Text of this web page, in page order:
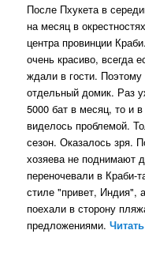
После Пхукета в
на месяц в
центра провинции
очень красиво, всегда
ждали в гости.
отдельный домик. Раз
5000 бат в месяц, то и
виделось проблемой.
сезон. Оказалось зря.
хозяева не поднимают
переночевали в Краби-
стиле "привет, Индия",
поехали в сторону
предложениями.